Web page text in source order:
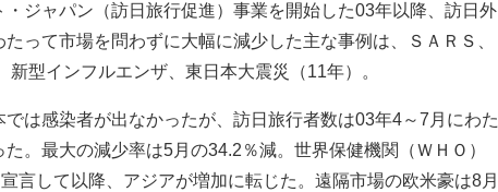
ジャパン（訪日旅行促進）事業を開始した03年以降、訪日外
って市場を問わずに大幅に減少した主な事例は、ＳＡＲＳ、
型インフルエンザ、東日本大震災（11年）。
は感染者が出なかったが、訪日旅行者数は03年4～7月にわた
。最大の減少率は5月の34.2％減。世界保健機関（ＷＨＯ）
言して以降、アジアが増加に転じた。遠隔市場の欧米豪は8月